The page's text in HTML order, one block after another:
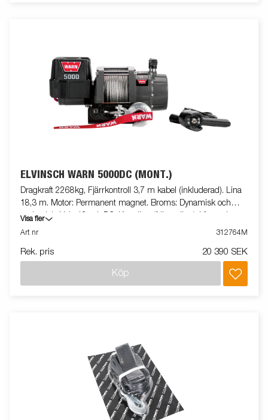
ELVINSCH WARN 5000DC (MONT.)
Dragkraft 2268kg, Fjärrkontroll 3,7 m kabel (inkluderad). Lina
18,3 m. Motor: Permanent magnet. Broms: Dynamisk och
mekanisk. Volt: 12 volt DC. Koppling (frikoppling): Via spak.
Trumdiameter: 7.62 cm. Växellåda: 3 stegs planetväxel.
Visa fler
Art nr
312764M
Rek. pris 20 390 SEK
Köp